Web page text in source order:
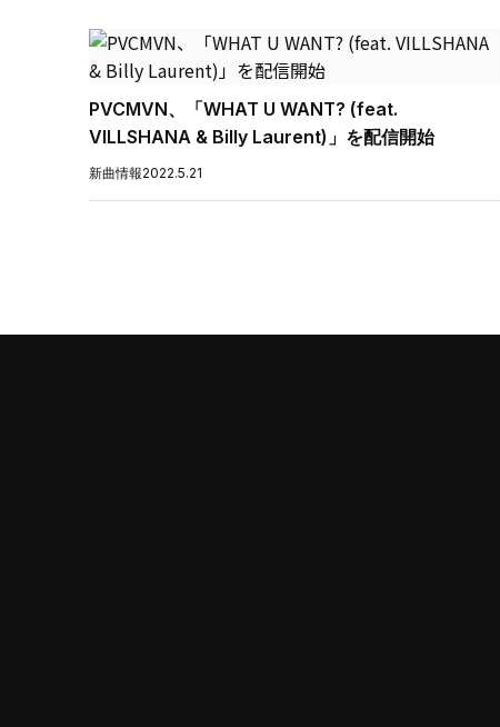
PVCMVN、「WHAT U WANT? (feat.
VILLSHANA & Billy Laurent)」を配信開始
新曲情報2022.5.21